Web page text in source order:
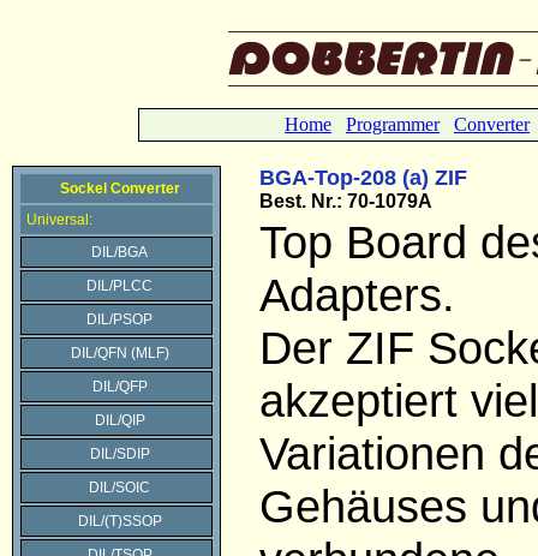
Home Programmer Converter
Sockel Converter
Universal:
DIL/BGA
DIL/PLCC
DIL/PSOP
DIL/QFN (MLF)
DIL/QFP
DIL/QIP
DIL/SDIP
DIL/SOIC
DIL/(T)SSOP
BGA-Top-208 (a) ZIF
Best. Nr.: 70-1079A
Top Board
Adapters.
Der ZIF
akzeptiert
Variationen
Gehäuses